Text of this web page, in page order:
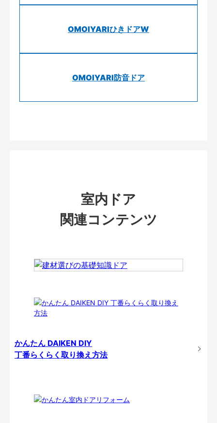
OMOIYARIひきドアW
OMOIYARI防音ドア
室内ドア
関連コンテンツ
かんたん DAIKEN DIY
丁番らくらく取り換え方法